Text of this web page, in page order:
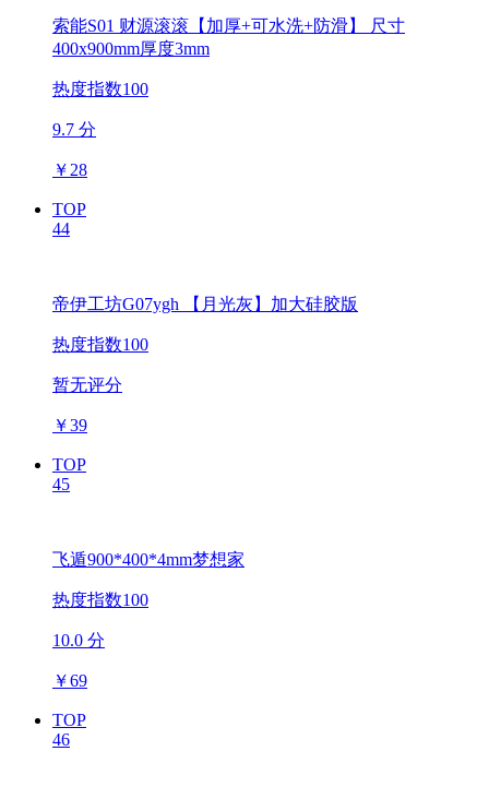
索能S01 财源滚滚【加厚+可水洗+防滑】 尺寸
400x900mm厚度3mm
热度指数100
9.7 分
￥ 28
TOP
44
帝伊工坊G07ygh 【月光灰】加大硅胶版
热度指数100
暂无评分
￥39
TOP
45
飞遁900*400*4mm梦想家
热度指数100
10.0 分
￥69
TOP
46